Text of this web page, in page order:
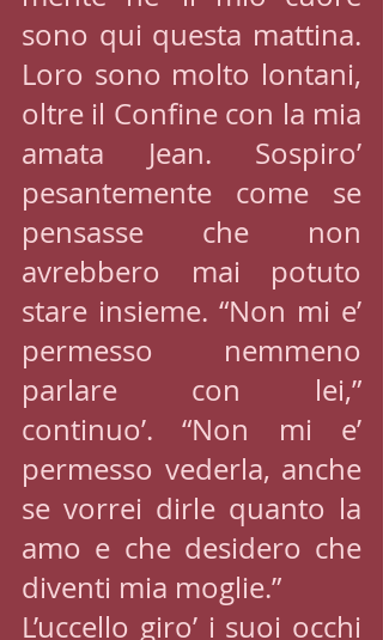
sono qui questa mattina.
Loro sono molto lontani,
oltre il Confine con la mia
amata Jean. Sospiro’
pesantemente come se
pensasse che non
avrebbero mai potuto
stare insieme. “Non mi e’
permesso nemmeno
parlare con lei,”
continuo’. “Non mi e’
permesso vederla, anche
se vorrei dirle quanto la
amo e che desidero che
diventi mia moglie.”
L’uccello giro’ i suoi occhi